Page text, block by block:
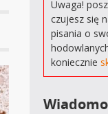
Uwaga!
czujesz się
pisania o
koniecznie